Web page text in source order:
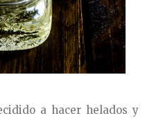
a hacer helados y